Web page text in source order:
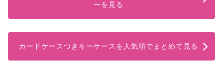
ーを見る
カードケースつきキーケースを人気順でまとめて見る